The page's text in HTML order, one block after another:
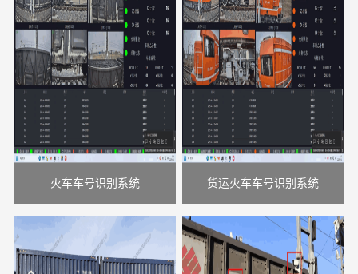
火车车号识别系统 货运火车车号识别系统